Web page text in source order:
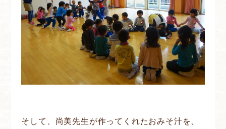
そして、尚美先生が作ってくれたおみそ汁を、